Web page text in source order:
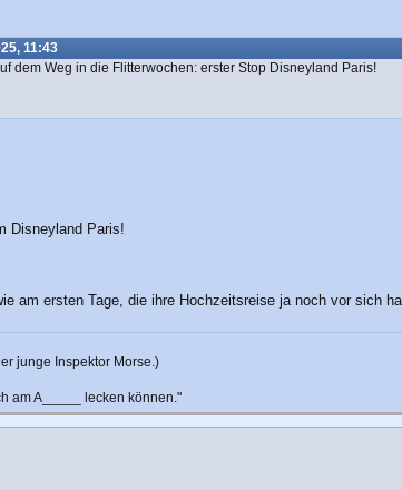
11:43
dem Weg in die Flitterwochen: erster Stop Disneyland Paris!
Disneyland Paris!
am ersten Tage, die ihre Hochzeitsreise ja noch vor sich
junge Inspektor Morse.)
am A_____ lecken können."